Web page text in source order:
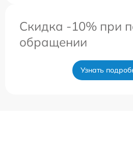
Скидка -10% при
обращении
Узнать